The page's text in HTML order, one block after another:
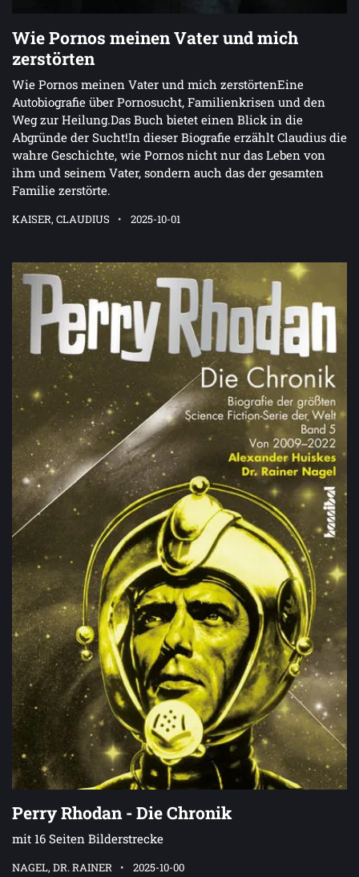
Wie Pornos meinen Vater und mich
zerstörten
Wie Pornos meinen Vater und mich zerstörtenEine
Autobiografie über Pornosucht, Familienkrisen und den
Weg zur Heilung.Das Buch bietet einen Blick in die
Abgründe der Sucht!In dieser Biografie erzählt Claudius die
wahre Geschichte, wie Pornos nicht nur das Leben von
ihm und seinem Vater, sondern auch das der gesamten
Familie zerstörte.
KAISER, CLAUDIUS 2025-10-01
Perry Rhodan - Die Chronik
mit 16 Seiten Bilderstrecke
NAGEL, DR. RAINER 2025-10-00